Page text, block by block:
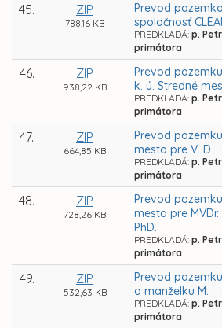
45. ZIP
788,16 KB
Prevod
spoločnosť
PREDKLADÁ: p.
primátora
46. ZIP
938,22 KB
Prevod
k. ú. Stredné
PREDKLADÁ: p.
primátora
47. ZIP
664,85 KB
Prevod
mesto pre V. D.
PREDKLADÁ: p.
primátora
48. ZIP
728,26 KB
Prevod
mesto pre MVDr.
PhD.
PREDKLADÁ: p.
primátora
49. ZIP
532,63 KB
Prevod
a manželku M.
PREDKLADÁ: p.
primátora